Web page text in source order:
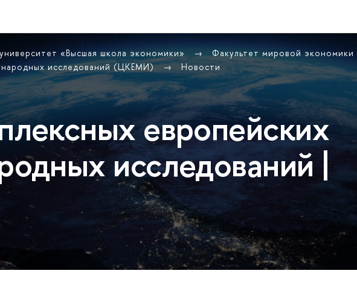
«Высшая школа экономики» Факультет мировой
исследований (ЦКЕМИ)
Новости
европейских
исследований |